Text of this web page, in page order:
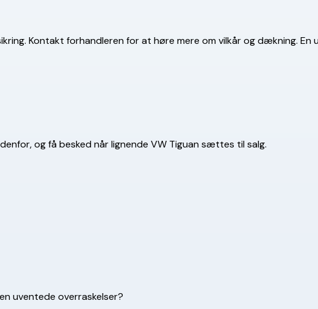
Kontakt forhandleren for at høre mere om vilkår og dækning.
og få besked når lignende VW Tiguan sættes til salg.
uventede overraskelser?